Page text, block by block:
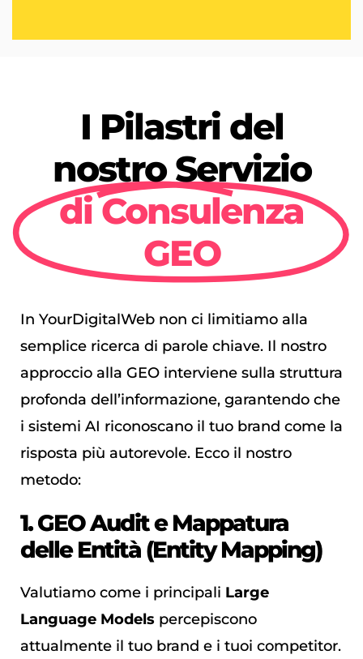
I Pilastri del
nostro Servizio
di Consulenza
GEO
In YourDigitalWeb non ci limitiamo alla
semplice ricerca di parole chiave. Il nostro
approccio alla GEO interviene sulla struttura
profonda dell’informazione, garantendo che
i sistemi AI riconoscano il tuo brand come la
risposta più autorevole. Ecco il nostro
metodo:
1. GEO Audit e Mappatura
delle Entità (Entity Mapping)
Valutiamo come i principali Large
Language Models percepiscono
attualmente il tuo brand e i tuoi competitor.